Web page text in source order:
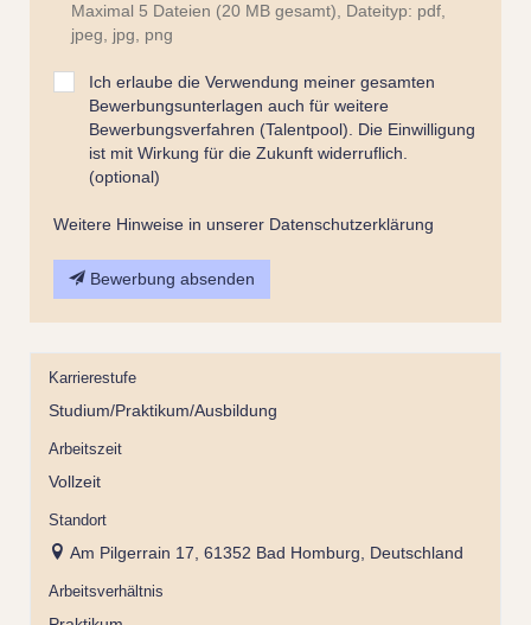
Maximal 5 Dateien (20 MB gesamt), Dateityp: pdf,
jpeg, jpg, png
Ich erlaube die Verwendung meiner gesamten
Bewerbungsunterlagen auch für weitere
Bewerbungsverfahren (Talentpool). Die Einwilligung
ist mit Wirkung für die Zukunft widerruflich.
(optional)
Weitere Hinweise in unserer Datenschutzerklärung
Bewerbung absenden
Karrierestufe
Studium/Praktikum/Ausbildung
Arbeitszeit
Vollzeit
Standort
Am Pilgerrain 17, 61352 Bad Homburg, Deutschland
Arbeitsverhältnis